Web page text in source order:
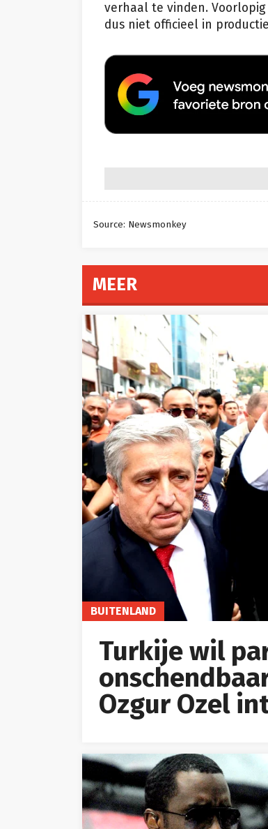
verhaal te vinden.
dus niet officieel in
Source: Newsmonkey
MEER
BUITENLAND
Turkije wil
Ozgur Ozel